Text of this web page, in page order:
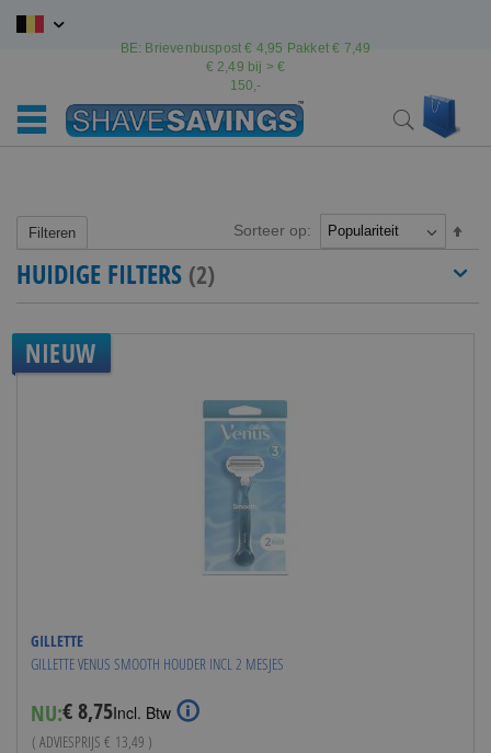
Ga
BE: Brievenbuspost € 4,95 Pakket € 7,49
€ 2,49 bij > €
150,-
Search
NIEUW
GILLETTE
GILLETTE VENUS SMOOTH HOUDER INCL 2 MESJES
NU:Special
Price
€ 8,75Incl. Btw
( ADVIESPRIJS € 13,49 )
Sorteer op:
naar
Filteren
HUIDIGE FILTERS